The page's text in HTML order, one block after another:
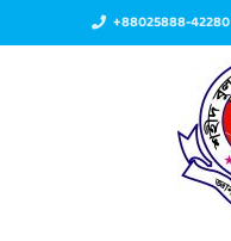
+88025888-42280